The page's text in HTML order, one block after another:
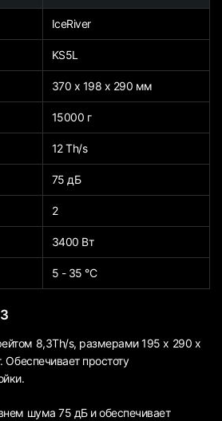
IceRiver
KS5L
370 х 198 х 290 мм
15000 г
12 Th/s
75 дБ
2
3400 Вт
5 - 35 °С
8,3Th/s, размерами 195 x 290 x
простоту
шума 75 дБ и обеспечивает